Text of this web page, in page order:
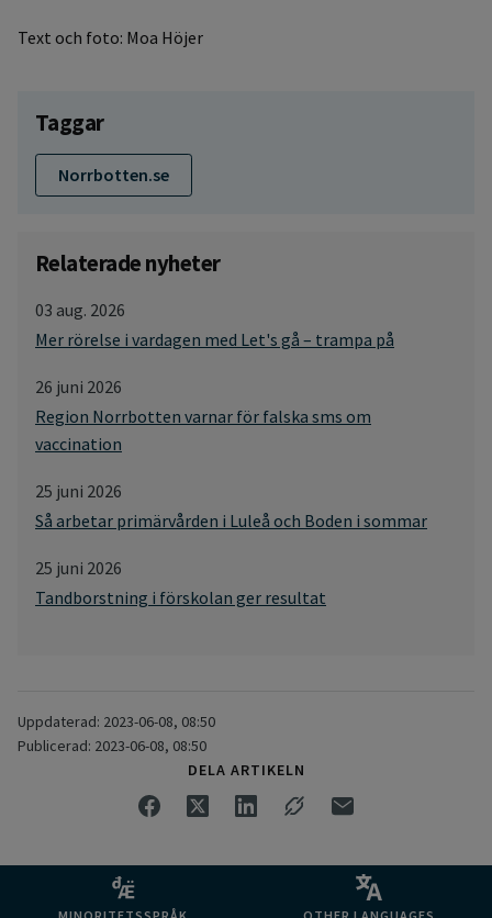
Text och foto: Moa Höjer
Taggar
Norrbotten.se
Relaterade nyheter
03 aug. 2026
Mer rörelse i vardagen med Let's gå – trampa på
26 juni 2026
Region Norrbotten varnar för falska sms om
vaccination
25 juni 2026
Så arbetar primärvården i Luleå och Boden i sommar
25 juni 2026
Tandborstning i förskolan ger resultat
Uppdaterad: 2023-06-08, 08:50
Publicerad: 2023-06-08, 08:50
DELA ARTIKELN